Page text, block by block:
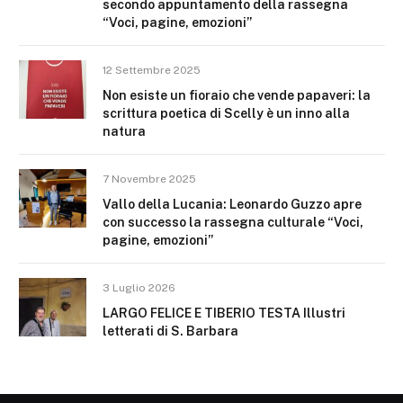
secondo appuntamento della rassegna
“Voci, pagine, emozioni”
12 Settembre 2025
Non esiste un fioraio che vende papaveri: la
scrittura poetica di Scelly è un inno alla
natura
7 Novembre 2025
Vallo della Lucania: Leonardo Guzzo apre
con successo la rassegna culturale “Voci,
pagine, emozioni”
3 Luglio 2026
LARGO FELICE E TIBERIO TESTA Illustri
letterati di S. Barbara